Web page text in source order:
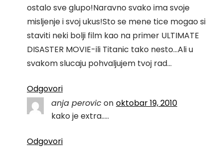
ostalo sve glupo!Naravno svako ima svoje
misljenje i svoj ukus!Sto se mene tice mogao si
staviti neki bolji film kao na primer ULTIMATE
DISASTER MOVIE-ili Titanic tako nesto…Ali u
svakom slucaju pohvaljujem tvoj rad…
Odgovori
anja perovicon oktobar 19, 2010
kako je extra…..
Odgovori